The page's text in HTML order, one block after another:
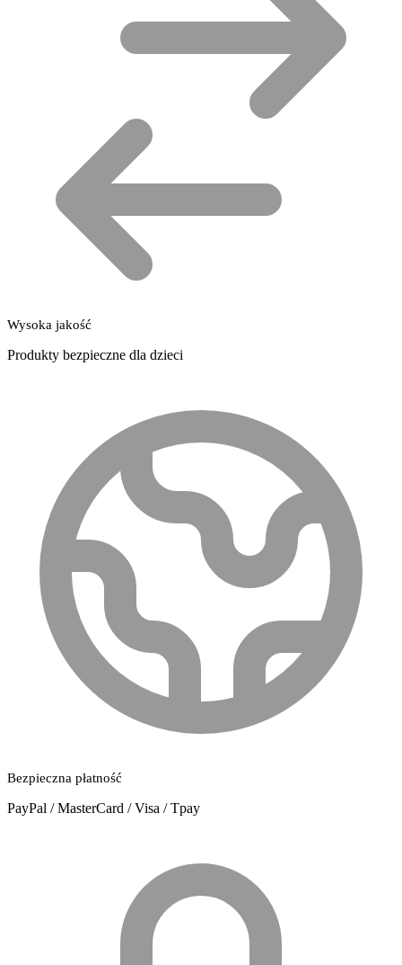
Wysoka jakość
Produkty bezpieczne dla dzieci
Bezpieczna płatność
PayPal / MasterCard / Visa / Tpay